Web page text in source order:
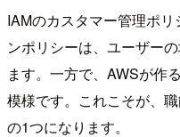
IAMのカスタマー管理ポ
ンポリシーは、ユーザー
ます。一方で、AWSが作
模様です。これこそが、
の1つになります。